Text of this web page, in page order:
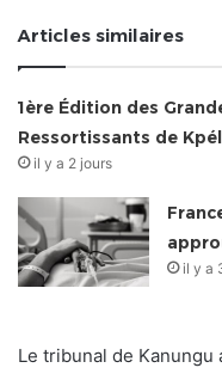
Articles similaires
1ère Édition des
Ressortissants de
il y a 2 jours
il y a
Le tribunal de Kanungu